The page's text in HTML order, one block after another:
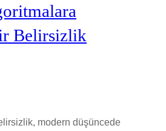
Belirsizlik
modern düşüncede